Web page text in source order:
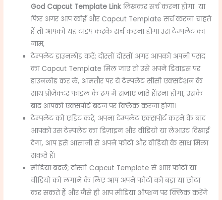
God Capcut Template Link लिखकर सर्च करना होगा या
फिर अगर आप कोई और Capcut Template सर्च करना चाहते
हैं तो आपको यह टाइप करके सर्च करना होगा उस टेम्पलेट का
नाम,
टेम्पलेट डाउनलोड करें; दोस्तों दोस्तों अगर आपको अपनी पसंद
का Capcut Template मिल जाए तो उसे अपने डिवाइस पर
डाउनलोड कर लें, आमतौर पर ये टेम्पलेट सीसी एक्सटेंशन के
साथ प्रोजेक्टर फाइल के रूप में सजाए जाते हैं।रना होगा, उसके
बाद आपको एक्सपोर्ट बटन पर क्लिक करना होगा।
टेम्पलेट को एडिट करें, अपना टेम्पलेट एक्सपोर्ट करने के बाद
आपको उस टेम्पलेट का डिज़ाइन और वीडियो या लेआउट दिखाई
देगा, आप इसे आसानी से अपने फोटो और वीडियो के साथ मिला
सकते हैं।
मीडिया बदलें; दोस्तों Capcut Template से आए फोटो या
वीडियो को लगाने के लिए आप अपने फोटो को बड़ा या छोटा
कर सकते हैं और जैसे ही आप मीडिया ऑप्शन पर क्लिक करेंगे